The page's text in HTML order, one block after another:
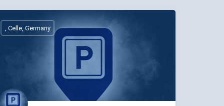
, Celle, Germany